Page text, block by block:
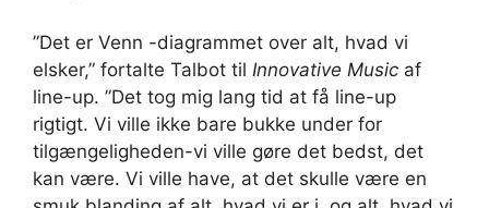
”Det er Venn -diagrammet over alt, hvad vi
elsker,” fortalte Talbot til Innovative Music af
line-up. ”Det tog mig lang tid at få line-up
rigtigt. Vi ville ikke bare bukke under for
tilgængeligheden-vi ville gøre det bedst, det
kan være. Vi ville have, at det skulle være en